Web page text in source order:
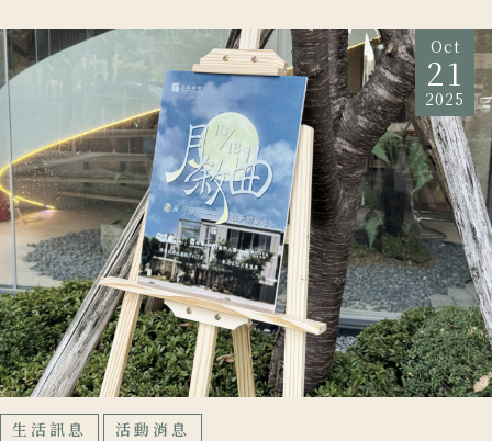
邊好好吃頓飯 […]
Oct
21
2025
生活訊息 活動消息